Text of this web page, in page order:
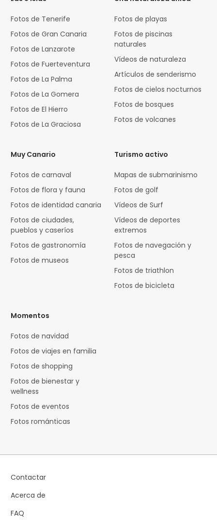
Fotos de Tenerife
Fotos de Gran Canaria
Fotos de Lanzarote
Fotos de Fuerteventura
Fotos de La Palma
Fotos de La Gomera
Fotos de El Hierro
Fotos de La Graciosa
Fotos de playas
Fotos de piscinas
naturales
Vídeos de naturaleza
Artículos de senderismo
Fotos de cielos nocturnos
Fotos de bosques
Fotos de volcanes
Muy Canario
Fotos de carnaval
Fotos de flora y fauna
Fotos de identidad canaria
Fotos de ciudades,
pueblos y caseríos
Fotos de gastronomía
Fotos de museos
Turismo activo
Mapas de submarinismo
Fotos de golf
Vídeos de Surf
Vídeos de deportes
extremos
Fotos de navegación y
pesca
Fotos de triathlon
Fotos de bicicleta
Momentos
Fotos de navidad
Fotos de viajes en familia
Fotos de shopping
Fotos de bienestar y
wellness
Fotos de eventos
Fotos románticas
Contactar
Acerca de
FAQ